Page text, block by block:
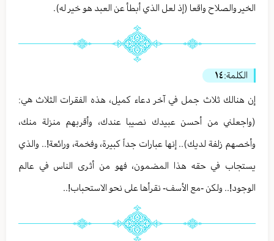
الخير والصلاح واقعا (إذ لعل الذي أبطأ عن العبد هو خير له).
الكلمة:١٤
إن هنالك ثلاث جمل في آخر دعاء كميل، هذه الفقرات الثلاث هي:
(واجعلني من أحسن عبيدك نصيبا عندك، وأقربهم منزلة منك،
وأخصهم زلفة لديك).. إنها عبارات جداً كبيرة، وفخمة، ورائعة!.. والذي
يستجاب في حقه هذا المضمون، فهو من أثرى الناس في عالم
الوجود!.. ولكن -مع الأسف- نقرأها على نحو الاستحباب!..